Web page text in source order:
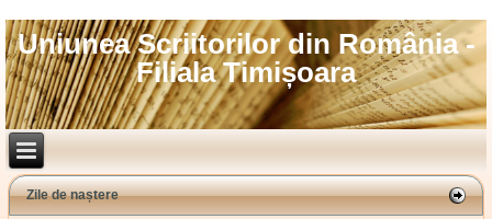
Uniunea Scriitorilor din România -
Filiala Timișoara
Zile de naștere